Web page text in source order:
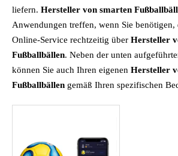
liefern. Hersteller von smarten
Anwendungen treffen, wenn Sie benötigen,
Online-Service rechtzeitig über Hersteller
Fußballbällen. Neben der unten
können Sie auch Ihren eigenen Hersteller
Fußballbällen gemäß Ihren spezifischen